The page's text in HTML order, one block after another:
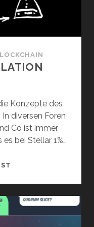
Konzepte des
diversen Foren
Co ist immer
bei Stellar 1%…